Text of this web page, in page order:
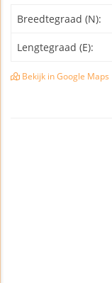
Breedtegraad (N):
Lengtegraad (E):
Bekijk in Google Maps